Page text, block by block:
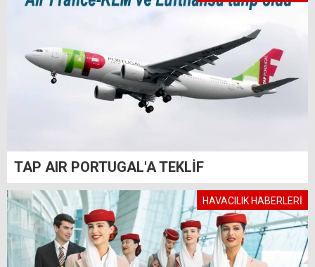
TAP AIR PORTUGAL'A TEKLİF
HAVACILIK HABERLERİ